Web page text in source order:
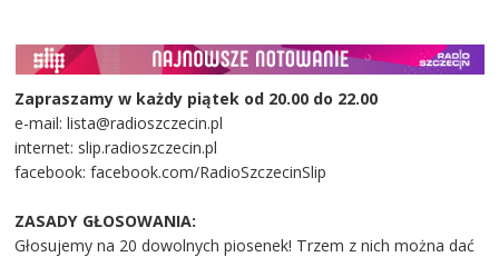
Zapraszamy w każdy piątek od 20.00 do 22.00
e-mail: lista@radioszczecin.pl
internet: slip.radioszczecin.pl
facebook: facebook.com/RadioSzczecinSlip
ZASADY GŁOSOWANIA:
Głosujemy na 20 dowolnych piosenek! Trzem z nich można dać